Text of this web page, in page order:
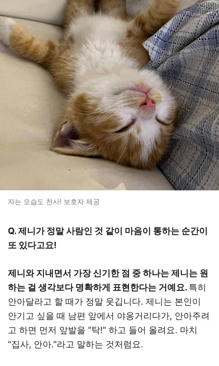
자는 모습도 천사! 보호자 제공
Q. 제니가 정말 사람인 것 같이 마음이 통하는 순간이
또 있다고요!
제니와 지내면서 가장 신기한 점 중 하나는 제니는 원
하는 걸 생각보다 명확하게 표현한다는 거예요. 특히
안아달라고 할 때가 정말 웃깁니다. 제니는 본인이
안기고 싶을 때 남편 앞에서 야옹거리다가, 안아주려
고 하면 먼저 앞발을 "탁!" 하고 들어 올려요. 마치
"집사, 안아."라고 말하는 것처럼요.